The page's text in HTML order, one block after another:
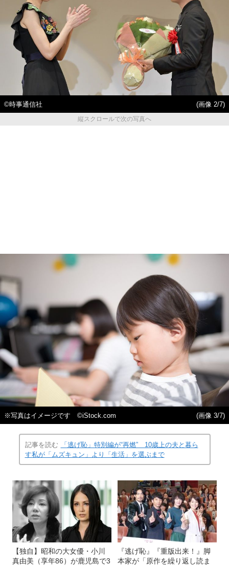
©時事通信社
(画像 2/7)
縦スクロールで次の写真へ
※写真はイメージです ©iStock.com (画像 3/7)
記事を読む
「逃げ恥」特別編が“再燃” 10歳上の夫と暮ら
す私が「ムズキュン」より「生活」を選ぶまで
【独自】昭和の大女優・小川
真由美（享年86）が鹿児島で3
『逃げ恥』『重版出来！』脚
本家が「原作を繰り返し読ま